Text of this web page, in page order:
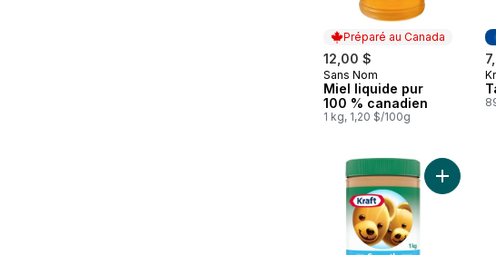
Préparé au Canada
12,00 $
Préparé au Canada
Sans Nom
Miel liquide pur
100 % canadien
1 kg, 1,20 $/100g
Ajouter